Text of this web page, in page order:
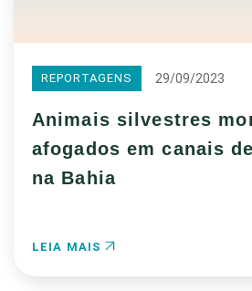
REPORTAGENS 29/09/2023
Animais silvestres
afogados em canais
na Bahia
LEIA MAIS